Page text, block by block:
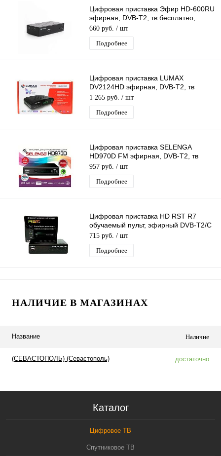
Цифровая приставка Эфир HD-600RU
эфирная, DVB-T2, тв бесплатно,
тюнер, ресивер, приемник
660 руб. / шт
Подробнее
Цифровая приставка LUMAX
DV2124HD эфирная, DVB-T2, тв
бесплатно, тюнер, ресивер,
приемник. тв
1 265 руб. / шт
Подробнее
Цифровая приставка SELENGA
HD970D FM эфирная, DVB-T2, тв
бесплатно, тюнер, ресивер, приемник
957 руб. / шт
Подробнее
Цифровая приставка HD RST R7
обучаемый пульт, эфирный DVB-T2/C
тв ресивер бесплатное тв
715 руб. / шт
Подробнее
НАЛИЧИЕ В МАГАЗИНАХ
Название Наличие
(СЕВАСТОПОЛЬ) (Севастополь) достаточно
Каталог
Цифровое ТВ
Спутниковое ТВ